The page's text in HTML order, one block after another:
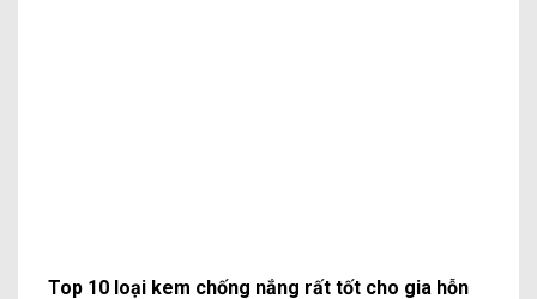
Top 10 loại kem chống nắng rất tốt cho gia hỗn